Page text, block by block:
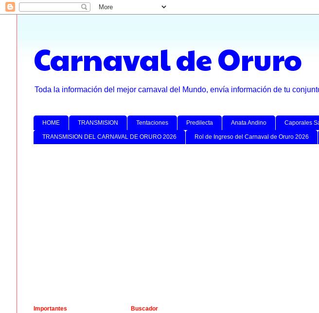
Carnaval de Oruro
Toda la información del mejor carnaval del Mundo, envía información de tu
HOME TRANSMISION Tentaciones Predilecta Anata Andino Caporales
TRANSMISION DEL CARNAVAL DE ORURO 2026 Rol de Ingreso del Carnaval de Oruro 2026
Buscador
Importantes